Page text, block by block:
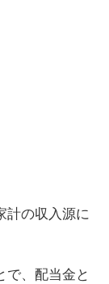
計の収入源に
で、配当金と